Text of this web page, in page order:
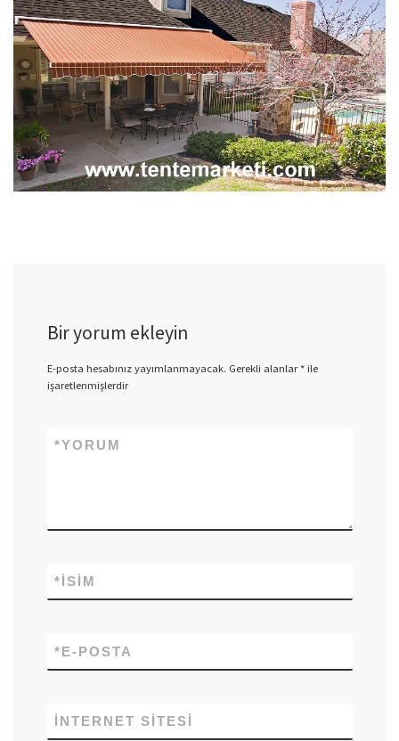
Bir yorum ekleyin
E-posta hesabınız yayımlanmayacak. Gerekli alanlar*ile
işaretlenmişlerdir
YORUM
*
İSIM
*
E-POSTA
*
İNTERNET SITESI